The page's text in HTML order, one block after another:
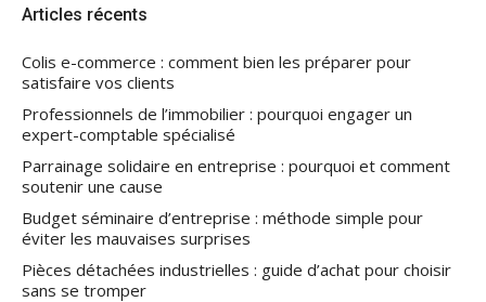
Articles récents
Colis e-commerce : comment bien les préparer pour
satisfaire vos clients
Professionnels de l’immobilier : pourquoi engager un
expert-comptable spécialisé
Parrainage solidaire en entreprise : pourquoi et comment
soutenir une cause
Budget séminaire d’entreprise : méthode simple pour
éviter les mauvaises surprises
Pièces détachées industrielles : guide d’achat pour choisir
sans se tromper